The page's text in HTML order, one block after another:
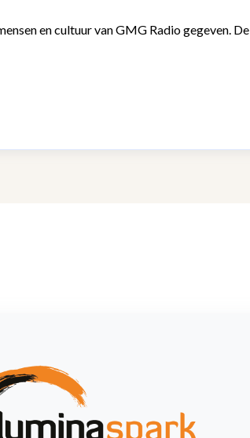
en cultuur van GMG Radio gegeven. De